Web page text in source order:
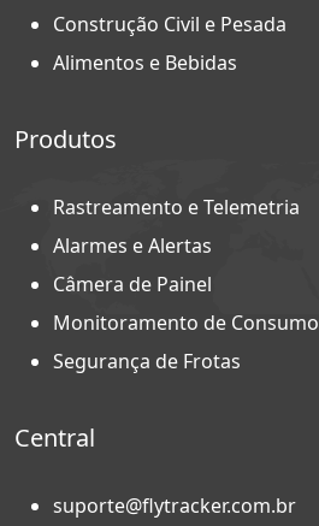
Construção Civil e Pesada
Alimentos e Bebidas
Produtos
Rastreamento e Telemetria
Alarmes e Alertas
Câmera de Painel
Monitoramento de Consumo
Segurança de Frotas
Central
suporte@flytracker.com.br